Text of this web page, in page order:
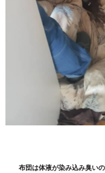
布団は体液が染み込み臭い